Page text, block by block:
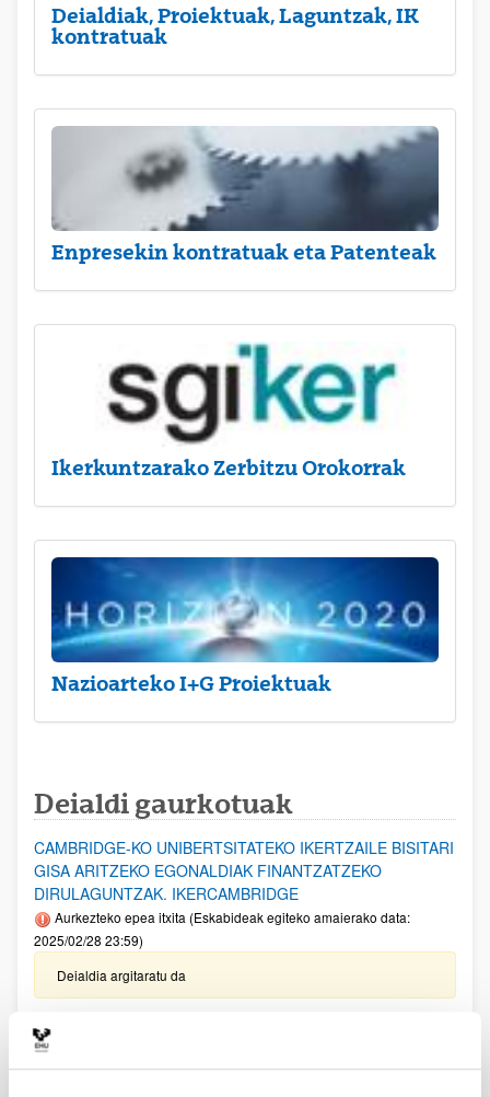
Deialdiak, Proiektuak, Laguntzak, IK
kontratuak
Enpresekin kontratuak eta Patenteak
Ikerkuntzarako Zerbitzu Orokorrak
Nazioarteko I+G Proiektuak
Deialdi gaurkotuak
CAMBRIDGE-KO UNIBERTSITATEKO IKERTZAILE BISITARI
GISA ARITZEKO EGONALDIAK FINANTZATZEKO
DIRULAGUNTZAK. IKERCAMBRIDGE
Aurkezteko epea itxita (Eskabideak egiteko amaierako data:
2025/02/28 23:59)
Deialdia argitaratu da
EZAGUTZA SORTZEKO PROIEKTUAK 2024